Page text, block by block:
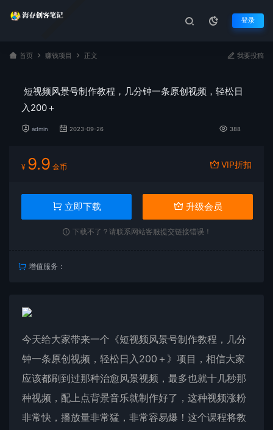
登录
首页 赚钱项目 正文 我要投稿
短视频风景号制作教程，几分钟一条原创视频，轻松日
入200＋
admin 2023-09-26 388
¥ 9.9 金币 VIP折扣
立即下载 升级会员
下载不了？请联系网站客服提交链接错误！
增值服务：
今天给大家带来一个《短视频风景号制作教程，几分
钟一条原创视频，轻松日入200＋》项目，相信大家
应该都刷到过那种治愈风景视频，最多也就十几秒那
种视频，配上点背景音乐就制作好了，这种视频涨粉
非常快，播放量非常猛，非常容易爆！这个课程将教